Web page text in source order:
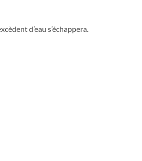
d’eau s’échappera.